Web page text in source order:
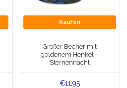
Kaufen
Großer Becher mit
goldenem Henkel –
Sternennacht
€11,95